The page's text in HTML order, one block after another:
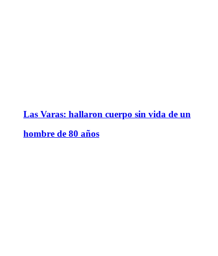
Las Varas: hallaron cuerpo sin vida de un
hombre de 80 años